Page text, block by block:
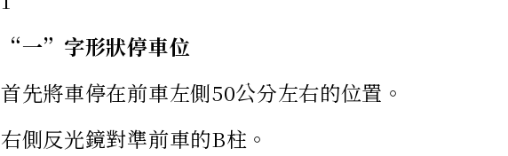
“一”字形狀停車位
首先將車停在前車左側50公分左右的位置。
右側反光鏡對準前車的B柱。